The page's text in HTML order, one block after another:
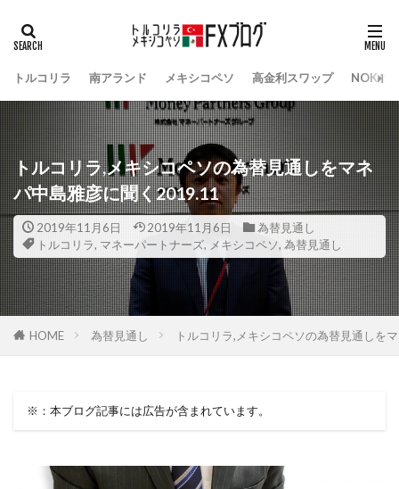
トルコリラ 南アランド メキシコペソ 高金利スワップ NOK/
トルコリラ,メキシコペソの為替見通しをマネ
パ中島雅彦に聞く2019.11
2019年11月6日 2019年11月6日
為替見通し
トルコリラ, マネーパートナーズ, メキシコペソ, 為替見通し
HOME 為替見通し トルコリラ,メキシコペソの為替見通しを
※：本ブログ記事には広告が含まれています。